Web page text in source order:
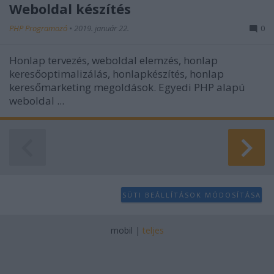
Weboldal készítés
PHP Programozó • 2019. január 22. 0
Honlap tervezés, weboldal elemzés, honlap
keresőoptimalizálás, honlapkészítés, honlap
keresőmarketing megoldások. Egyedi PHP alapú
weboldal ...
SÜTI BEÁLLÍTÁSOK MÓDOSÍTÁSA
mobil | teljes